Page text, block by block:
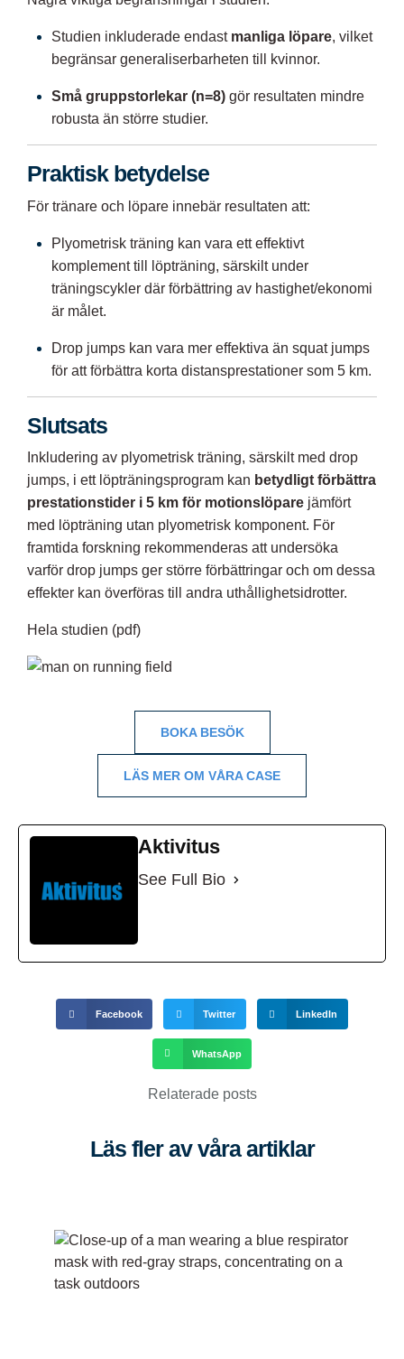
Studien inkluderade endast manliga löpare, vilket
begränsar generaliserbarheten till kvinnor.
Små gruppstorlekar (n=8) gör resultaten mindre
robusta än större studier.
Praktisk betydelse
För tränare och löpare innebär resultaten att:
Plyometrisk träning kan vara ett effektivt
komplement till löpträning, särskilt under
träningscykler där förbättring av hastighet/ekonomi
är målet.
Drop jumps kan vara mer effektiva än squat jumps
för att förbättra korta distansprestationer som 5 km.
Slutsats
Inkludering av plyometrisk träning, särskilt med drop
jumps, i ett löpträningsprogram kan betydligt förbättra
prestationstider i 5 km för motionslöpare jämfört
med löpträning utan plyometrisk komponent. För
framtida forskning rekommenderas att undersöka
varför drop jumps ger större förbättringar och om dessa
effekter kan överföras till andra uthållighetsidrotter.
Hela studien (pdf)
BOKA BESÖK
LÄS MER OM VÅRA CASE
Aktivitus
See Full Bio
Facebook Twitter LinkedIn
WhatsApp
Relaterade posts
Läs fler av våra artiklar